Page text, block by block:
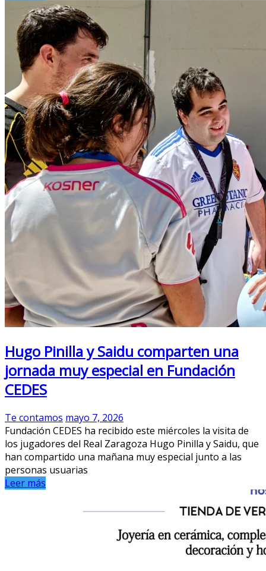
Hugo Pinilla y Saidu comparten una
jornada muy especial en Fundación
CEDES
Te contamos mayo 7, 2026
Fundación CEDES ha recibido este miércoles la visita de
los jugadores del Real Zaragoza Hugo Pinilla y Saidu, que
han compartido una mañana muy especial junto a las
personas usuarias
Leer más